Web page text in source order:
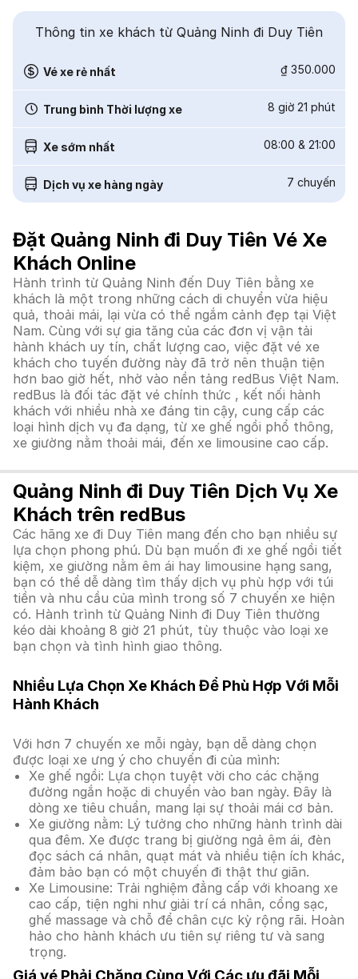
Thông tin xe khách từ Quảng Ninh đi Duy Tiên
Vé xe rẻ nhất ₫ 350.000
Trung bình Thời lượng xe 8 giờ 21 phút
Xe sớm nhất 08:00 & 21:00
Dịch vụ xe hàng ngày 7 chuyến
Đặt Quảng Ninh đi Duy Tiên Vé Xe
Khách Online
Hành trình từ Quảng Ninh đến Duy Tiên bằng xe
khách là một trong những cách di chuyển vừa hiệu
quả, thoải mái, lại vừa có thể ngắm cảnh đẹp tại Việt
Nam. Cùng với sự gia tăng của các đơn vị vận tải
hành khách uy tín, chất lượng cao, việc đặt vé xe
khách cho tuyến đường này đã trở nên thuận tiện
hơn bao giờ hết, nhờ vào nền tảng redBus Việt Nam.
redBus là đối tác đặt vé chính thức , kết nối hành
khách với nhiều nhà xe đáng tin cậy, cung cấp các
loại hình dịch vụ đa dạng, từ xe ghế ngồi phổ thông,
xe giường nằm thoải mái, đến xe limousine cao cấp.
Quảng Ninh đi Duy Tiên Dịch Vụ Xe
Khách trên redBus
Các hãng xe đi Duy Tiên mang đến cho bạn nhiều sự
lựa chọn phong phú. Dù bạn muốn đi xe ghế ngồi tiết
kiệm, xe giường nằm êm ái hay limousine hạng sang,
bạn có thể dễ dàng tìm thấy dịch vụ phù hợp với túi
tiền và nhu cầu của mình trong số 7 chuyến xe hiện
có. Hành trình từ Quảng Ninh đi Duy Tiên thường
kéo dài khoảng 8 giờ 21 phút, tùy thuộc vào loại xe
bạn chọn và tình hình giao thông.
Nhiều Lựa Chọn Xe Khách Để Phù Hợp Với Mỗi
Hành Khách
Với hơn 7 chuyến xe mỗi ngày, bạn dễ dàng chọn
được loại xe ưng ý cho chuyến đi của mình:
Xe ghế ngồi: Lựa chọn tuyệt vời cho các chặng
đường ngắn hoặc di chuyển vào ban ngày. Đây là
dòng xe tiêu chuẩn, mang lại sự thoải mái cơ bản.
Xe giường nằm: Lý tưởng cho những hành trình dài
qua đêm. Xe được trang bị giường ngả êm ái, đèn
đọc sách cá nhân, quạt mát và nhiều tiện ích khác,
đảm bảo bạn có một chuyến đi thật thư giãn.
Xe Limousine: Trải nghiệm đẳng cấp với khoang xe
cao cấp, tiện nghi như giải trí cá nhân, cổng sạc,
ghế massage và chỗ để chân cực kỳ rộng rãi. Hoàn
hảo cho hành khách ưu tiên sự riêng tư và sang
trọng.